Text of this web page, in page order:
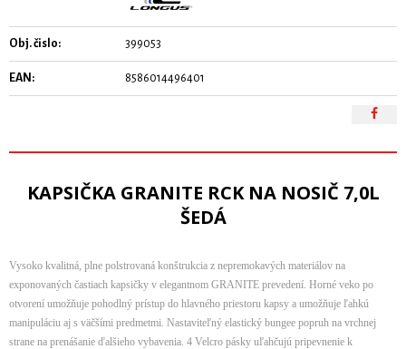
Obj. čislo: 399053
EAN: 8586014496401
KAPSIČKA GRANITE RCK NA NOSIČ 7,0L
ŠEDÁ
Vysoko kvalitná, plne polstrovaná konštrukcia z nepremokavých materiálov na
exponovaných častiach kapsičky v elegantnom GRANITE prevedení. Horné veko po
otvorení umožňuje pohodlný prístup do hlavného priestoru kapsy a umožňuje ľahkú
manipuláciu aj s väčšími predmetmi. Nastaviteľný elastický bungee popruh na vrchnej
strane na prenášanie ďalšieho vybavenia. 4 Velcro pásky uľahčujú pripevnenie k